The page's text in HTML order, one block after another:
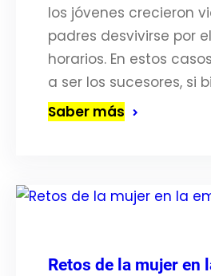
los jóvenes crecieron
padres desvivirse por
horarios. En estos
a ser los sucesores, si
Saber más
Retos de la mujer en